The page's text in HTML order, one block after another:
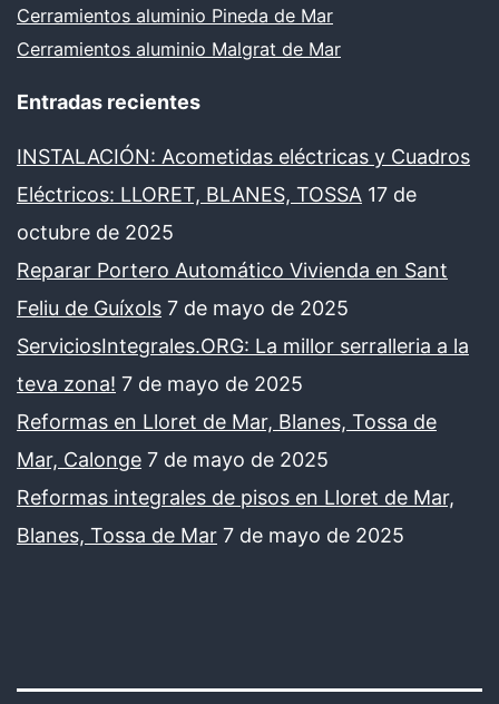
Cerramientos aluminio Pineda de Mar
Cerramientos aluminio Malgrat de Mar
Entradas recientes
INSTALACIÓN: Acometidas eléctricas y Cuadros
Eléctricos: LLORET, BLANES, TOSSA 17 de
octubre de 2025
Reparar Portero Automático Vivienda en Sant
Feliu de Guíxols 7 de mayo de 2025
ServiciosIntegrales.ORG: La millor serralleria a la
teva zona! 7 de mayo de 2025
Reformas en Lloret de Mar, Blanes, Tossa de
Mar, Calonge 7 de mayo de 2025
Reformas integrales de pisos en Lloret de Mar,
Blanes, Tossa de Mar 7 de mayo de 2025